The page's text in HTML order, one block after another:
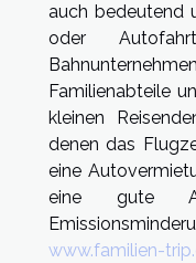
auch bedeutend
oder
Familienabteile
kleinen
denen das
eine
eine gute
www.familien-